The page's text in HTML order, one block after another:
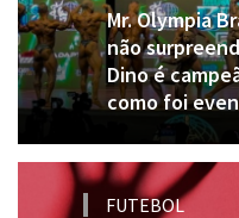
Mr. Olympia
não
Dino é
como foi
FUTEBOL